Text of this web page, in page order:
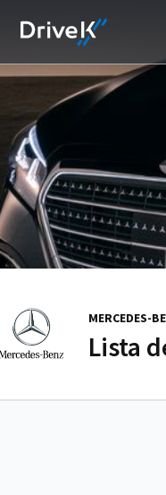
MERCEDES-
Lista